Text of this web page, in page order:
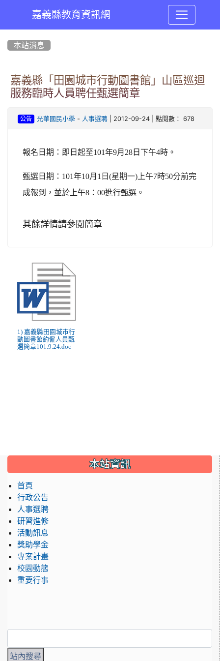
嘉義縣教育資訊網
本站消息
嘉義縣「田園城市行動圖書館」山區巡迴
服務臨時人員聘任甄選簡章
公告 光華國民小學- 人事選聘| 2012-09-24 | 點閱數： 678
報名日期：即日起至101年9月 28 日下午4時 。
甄選日期： 101年10月1日(星期一)上午7時50分前完
成報到，並於上午8：00進行甄選。
其餘詳情請參閱簡章
1) 嘉義縣田園城市行
動圖書館約僱人員甄
選簡章101.9.24.doc
::: 本站資訊
首頁
行政公告
人事選聘
研習進修
活動訊息
獎助學金
專案計畫
校園動態
重要行事